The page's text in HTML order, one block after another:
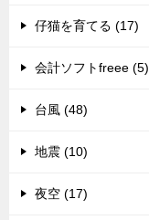
仔猫を育てる (17)
会計ソフトfreee (5)
台風 (48)
地震 (10)
夜空 (17)